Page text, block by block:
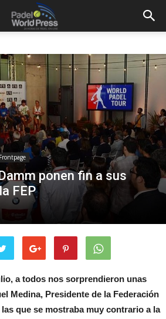
Frontpage
ponen fin a sus
FEP
a todos nos sorprendieron unas
Medina, Presidente de la Federación
que se mostraba muy contrario a la